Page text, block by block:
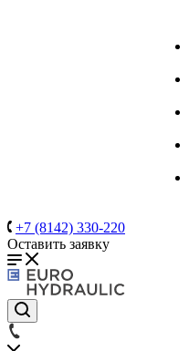
+7 (8142) 330-220
Оставить заявку